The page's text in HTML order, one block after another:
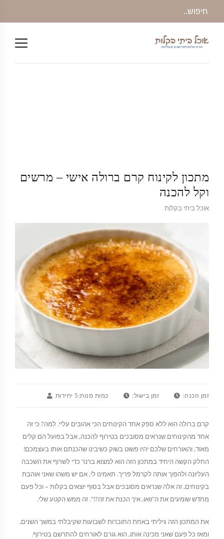
מתכון לקינוח קרם ברולה אישי – מרשים
וקל להכנה
אוכל ביתי בקלות
זמן הכנה: זמן בישול: כמות מנות:5 יחידות
קרם ברולה הוא ללא ספק אחד הקינוחים הכי אהובים עליי. למה? כי זה
אחד מהקינוחים שנראים מסובכים בטירוף להכנה, אבל בפועל הם קלים
מאוד, והאורחים שלכם יהיו פשוט בשוק כשיבינו שהכנתם אותו בעצמכם!
החלק הקשה היחיד במתכון הזה הוא למצוא ברנר כדי לשרוף את השכבה
העליונה ולהפוך אותה לקרמל פריך. תאמינו לי, אם יש משהו שאני אוהבת
בקינוחים, זה אלה שנראים מסובכים אבל בסוף יוצאים בקלות – וכל פעם
מחדש שומעים את ה"וואו, איך הכנת את זה?!". זה ממש הקטע שלי.
את המתכון הזה גיליתי באחת החוברות לשבועות שקיבלתי במשך השנים,
ומאז כל פעם שאני מכינה אותו, הוא גורם לאורחים להתרשם בטירוף.